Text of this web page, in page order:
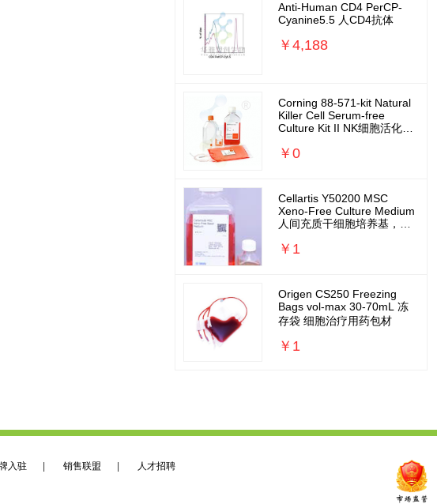
Anti-Human CD4 PerCP-
Cyanine5.5 人CD4抗体
￥4,188
Corning 88-571-kit Natural
Killer Cell Serum-free
Culture Kit II NK细胞活化扩
￥0
Cellartis Y50200 MSC
Xeno-Free Culture Medium
人间充质干细胞培养基，无
￥1
Origen CS250 Freezing
Bags vol-max 30-70mL 冻
存袋 细胞治疗用药包材
￥1
入驻 销售联盟 人才招聘